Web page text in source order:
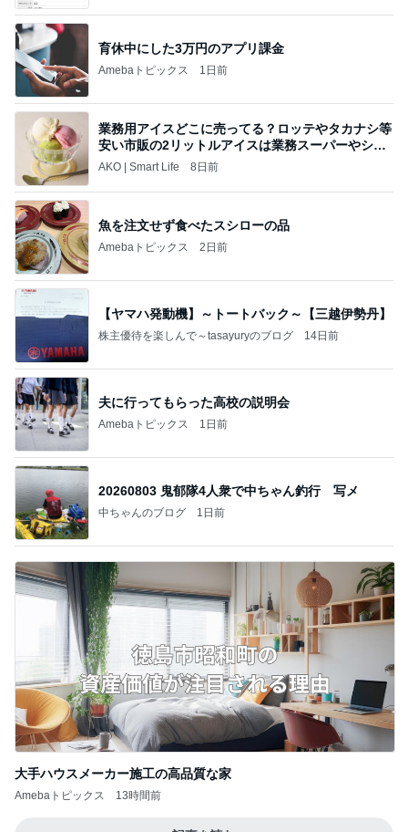
育休中にした3万円のアプリ課金
Amebaトピックス 1日前
業務用アイスどこに売ってる？ロッテやタカナシ等
安い市販の2リットルアイスは業務スーパーやシャ
トレ
AKO | Smart Life 8日前
魚を注文せず食べたスシローの品
Amebaトピックス 2日前
【ヤマハ発動機】～トートバック～【三越伊勢丹】
株主優待を楽しんで～tasayuryのブログ 14日前
夫に行ってもらった高校の説明会
Amebaトピックス 1日前
20260803 鬼郁隊4人衆で中ちゃん釣行 写メ
中ちゃんのブログ 1日前
大手ハウスメーカー施工の高品質な家
Amebaトピックス 13時間前